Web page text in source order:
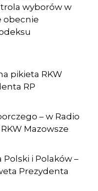
wyborów w
obecnie
pikieta RKW
RP
– w Radio
Mazowsze
i Polaków –
Prezydenta